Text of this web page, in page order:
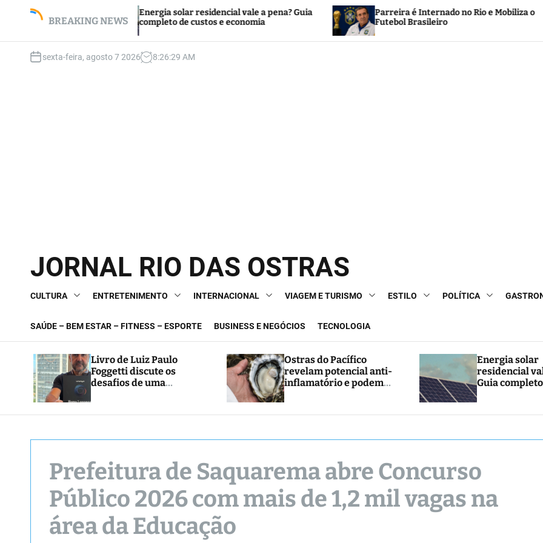
BREAKING NEWS
Energia solar residencial vale a pena? Guia
completo de custos e economia
Parreira é Internado no Rio e Mobiliza o
Futebol Brasileiro
sexta-feira, agosto 7 2026 8:26:31 AM
JORNAL RIO DAS OSTRAS
CULTURA ENTRETENIMENTO INTERNACIONAL VIAGEM E TURISMO ESTILO POLÍTICA
SAÚDE – BEM ESTAR – FITNESS – ESPORTE BUSINESS E NEGÓCIOS TECNOLOGIA
Livro de Luiz Paulo
Foggetti discute os
desafios de uma
realidade
Ostras do Pacífico
revelam potencial anti-
inflamatório e podem
abrir caminho para
novos tratamentos
Energia solar
residencial
Guia
Prefeitura de Saquarema abre Concurso
Público 2026 com mais de 1,2 mil vagas na
área da Educação